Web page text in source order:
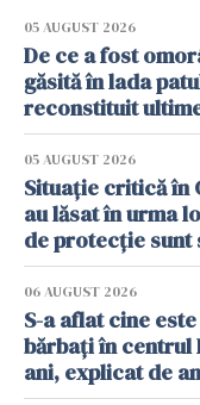
05 AUGUST 2026
De ce a fost
găsită în lada
reconstituit
05 AUGUST 2026
Situație critică în
au lăsat în urma
de protecție sunt
06 AUGUST 2026
S-a aflat cine
bărbați în centrul
ani, explicat de